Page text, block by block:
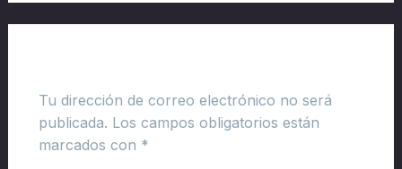
Tu dirección de correo electrónico no será
publicada. Los campos obligatorios están
marcados con *